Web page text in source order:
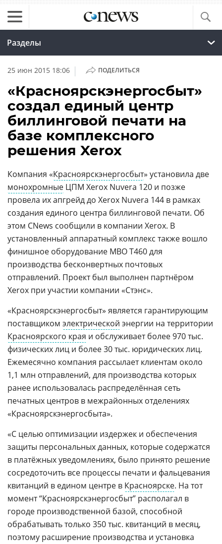
Разделы
25 июн 2015 18:06 | ПОДЕЛИТЬСЯ
«Красноярскэнергосбыт»
создал единый центр
биллинговой печати на
базе комплексного
решения Xerox
Компания «Красноярскэнергосбыт» установила две
монохромные ЦПМ Xerox Nuvera 120 и позже
провела их апгрейд до Xerox Nuvera 144 в рамках
создания единого центра биллинговой печати. Об
этом CNews сообщили в компании Xerox. В
установленный аппаратный комплекс также вошло
финишное оборудование MBO T460 для
производства бесконвертных почтовых
отправлений. Проект был выполнен партнёром
Xerox при участии компании «Стэнс».
«Красноярскэнергосбыт» является гарантирующим
поставщиком электрической энергии на территории
Красноярского края и обслуживает более 970 тыс.
физических лиц и более 30 тыс. юридических лиц.
Ежемесячно компания рассылает клиентам около
1,1 млн отправлений, для производства которых
ранее использовалась распределённая сеть
печатных центров в межрайонных отделениях
«Красноярскэнергосбыта».
«С целью оптимизации издержек и обеспечения
защиты персональных данных, которые содержатся
в платёжных уведомлениях, было принято решение
сосредоточить все процессы печати и фальцевания
квитанций в едином центре в Красноярске. На тот
момент “Красноярскэнергосбыт” располагал в
городе производственной базой, способной
обрабатывать только 350 тыс. квитанций в месяц,
поэтому расширение производства и установка